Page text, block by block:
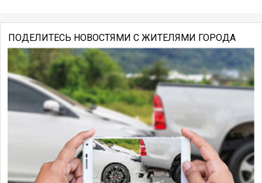
ПОДЕЛИТЕСЬ НОВОСТЯМИ С ЖИТЕЛЯМИ ГОРОДА